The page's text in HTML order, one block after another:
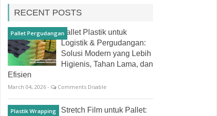
RECENT POSTS
Pallet PergudanganPallet Plastik untuk
Logistik & Pergudangan:
Solusi Modern yang Lebih
Higienis, Tahan Lama, dan
Efisien
March 04, 2026 - Comments Disable
Plastik Wrapping
Stretch Film untuk Pallet: